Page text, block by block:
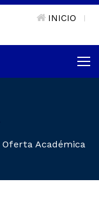
INICIO
Oferta Académica